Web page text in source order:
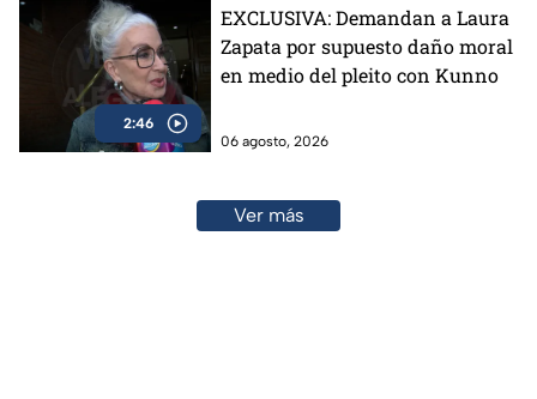
2:46
EXCLUSIVA: Demandan a Laura
Zapata por supuesto daño moral
en medio del pleito con Kunno
06 agosto, 2026
Ver más